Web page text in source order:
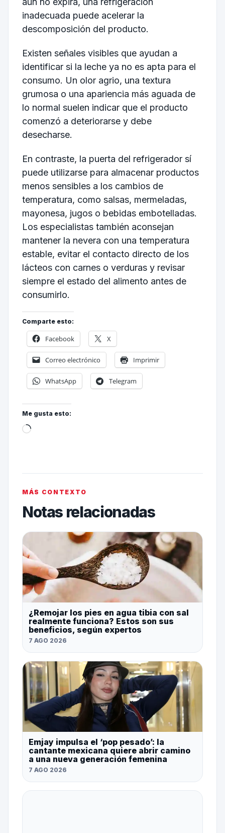
inadecuada puede acelerar la
descomposición del producto.
Existen señales visibles que ayudan a
identificar si la leche ya no es apta para el
consumo. Un olor agrio, una textura
grumosa o una apariencia más aguada de
lo normal suelen indicar que el producto
comenzó a deteriorarse y debe
desecharse.
En contraste, la puerta del refrigerador sí
puede utilizarse para almacenar productos
menos sensibles a los cambios de
temperatura, como salsas, mermeladas,
mayonesa, jugos o bebidas embotelladas.
Los especialistas también aconsejan
mantener la nevera con una temperatura
estable, evitar el contacto directo de los
lácteos con carnes o verduras y revisar
siempre el estado del alimento antes de
consumirlo.
Comparte esto:
Facebook X
Correo electrónico Imprimir
WhatsApp Telegram
Me gusta esto:
MÁS CONTEXTO
Notas relacionadas
¿Remojar los pies en agua tibia con sal
realmente funciona? Estos son sus
beneficios, según expertos
7 AGO 2026
Emjay impulsa el ‘pop pesado’: la
cantante mexicana quiere abrir camino
a una nueva generación femenina
7 AGO 2026